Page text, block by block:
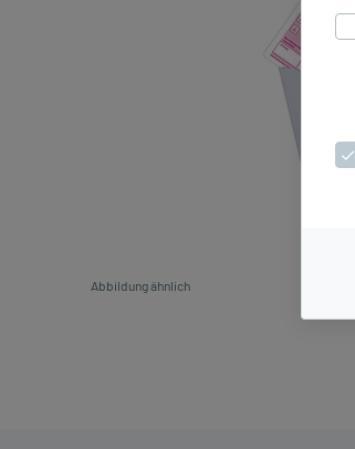
Abbildung ähnlich